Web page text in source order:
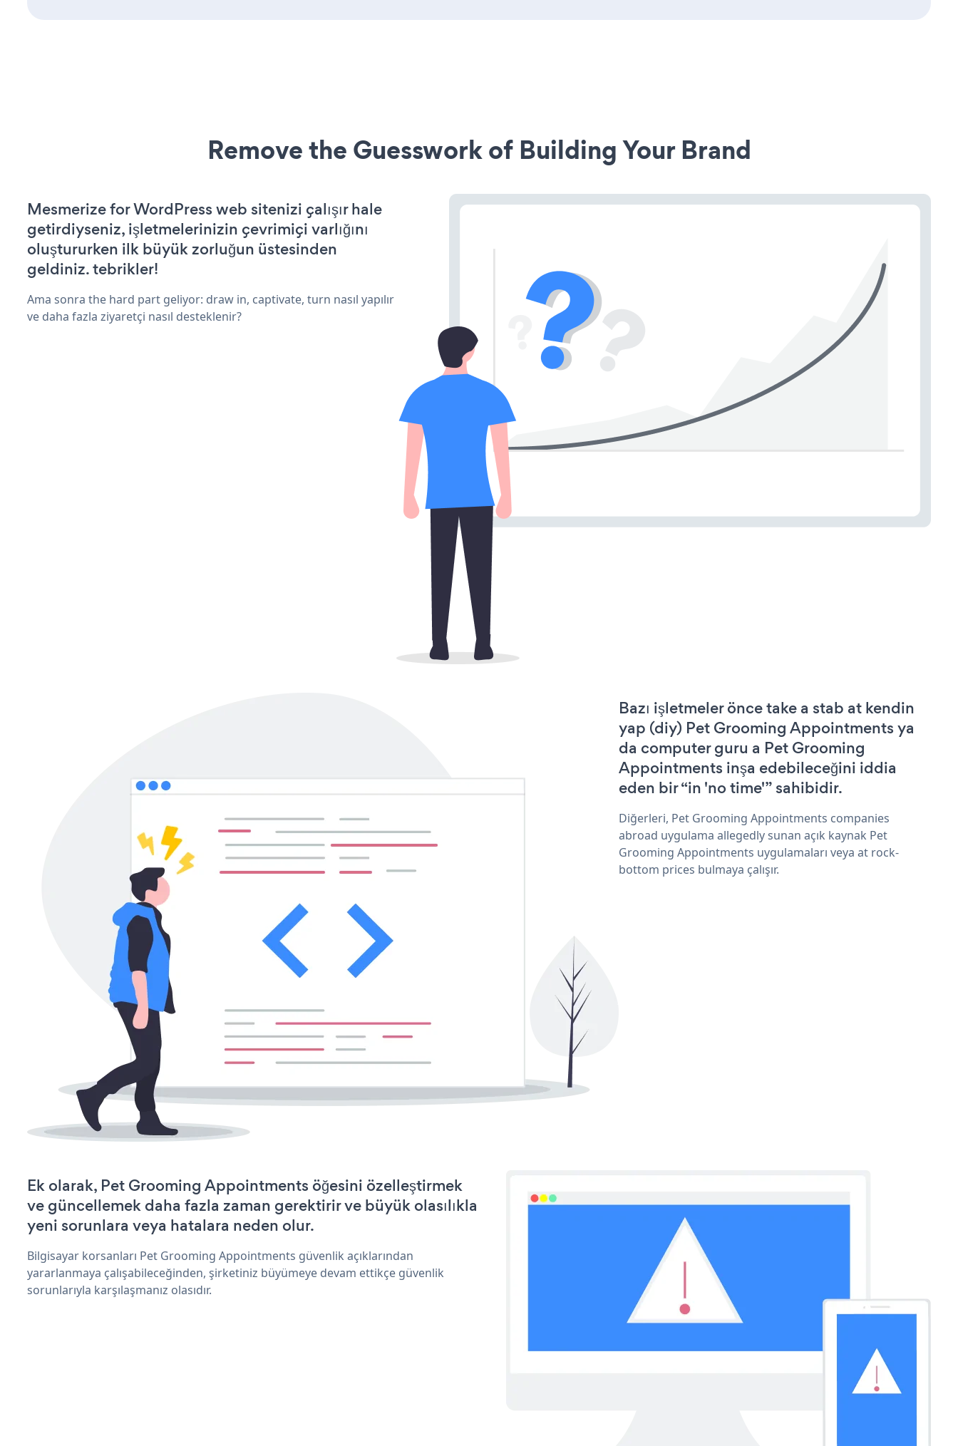
Remove the Guesswork of Building Your Brand
Mesmerize for WordPress web sitenizi çalışır hale
getirdiyseniz, işletmelerinizin çevrimiçi varlığını
oluştururken ilk büyük zorluğun üstesinden
geldiniz. tebrikler!
Ama sonra the hard part geliyor: draw in, captivate, turn nasıl yapılır
ve daha fazla ziyaretçi nasıl desteklenir?
Bazı işletmeler önce take a stab at kendin
yap (diy) Pet Grooming Appointments ya
da computer guru a Pet Grooming
Appointments inşa edebileceğini iddia
eden bir “in 'no time'” sahibidir.
Diğerleri, Pet Grooming Appointments companies
abroad uygulama allegedly sunan açık kaynak Pet
Grooming Appointments uygulamaları veya at rock-
bottom prices bulmaya çalışır.
Ek olarak, Pet Grooming Appointments öğesini özelleştirmek
ve güncellemek daha fazla zaman gerektirir ve büyük olasılıkla
yeni sorunlara veya hatalara neden olur.
Bilgisayar korsanları Pet Grooming Appointments güvenlik açıklarından
yararlanmaya çalışabileceğinden, şirketiniz büyümeye devam ettikçe güvenlik
sorunlarıyla karşılaşmanız olasıdır.